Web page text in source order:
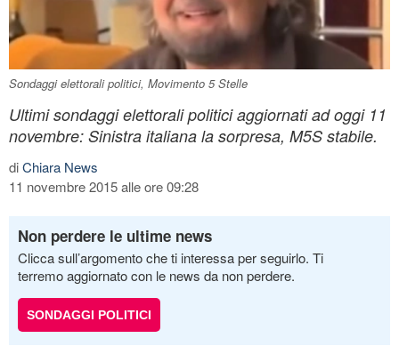
Sondaggi elettorali politici, Movimento 5 Stelle
Ultimi sondaggi elettorali politici aggiornati ad oggi 11
novembre: Sinistra italiana la sorpresa, M5S stabile.
diChiara News
11 novembre 2015 alle ore 09:28
Non perdere le ultime news
Clicca sull’argomento che ti interessa per seguirlo. Ti
terremo aggiornato con le news da non perdere.
SONDAGGI POLITICI